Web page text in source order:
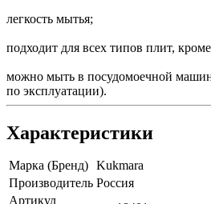
легкость мытья;
подходит для всех типов плит,
можно мыть в посудомоечной
по эксплуатации).
Характеристики
Марка (Бренд) Kukmara
Производитель Россия
Артикул